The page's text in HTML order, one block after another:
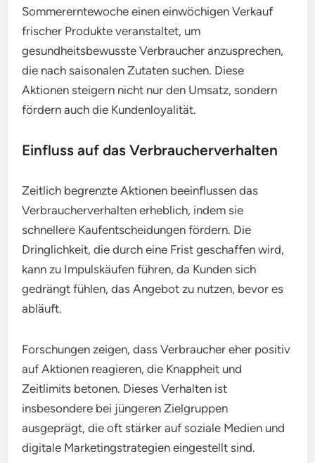
Sommererntewoche einen einwöchigen Verkauf
frischer Produkte veranstaltet, um
gesundheitsbewusste Verbraucher anzusprechen,
die nach saisonalen Zutaten suchen. Diese
Aktionen steigern nicht nur den Umsatz, sondern
fördern auch die Kundenloyalität.
Einfluss auf das Verbraucherverhalten
Zeitlich begrenzte Aktionen beeinflussen das
Verbraucherverhalten erheblich, indem sie
schnellere Kaufentscheidungen fördern. Die
Dringlichkeit, die durch eine Frist geschaffen wird,
kann zu Impulskäufen führen, da Kunden sich
gedrängt fühlen, das Angebot zu nutzen, bevor es
abläuft.
Forschungen zeigen, dass Verbraucher eher positiv
auf Aktionen reagieren, die Knappheit und
Zeitlimits betonen. Dieses Verhalten ist
insbesondere bei jüngeren Zielgruppen
ausgeprägt, die oft stärker auf soziale Medien und
digitale Marketingstrategien eingestellt sind.